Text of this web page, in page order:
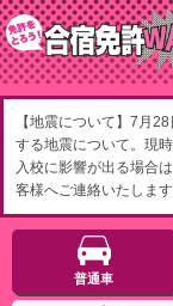
【地震について】7月
する地震について。現
入校に影響が出る場合
客様へご連絡いたします
普通車